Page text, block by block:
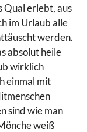
Qual erlebt, aus
im Urlaub alle
werden.
absolut heile
wirklich
einmal mit
sind wie man
weiß